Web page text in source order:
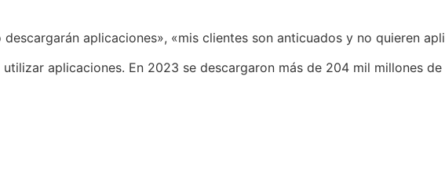
aplicaciones», «mis clientes son anticuados y no quieren
aplicaciones. En 2023 se descargaron más de 204 mil millones de